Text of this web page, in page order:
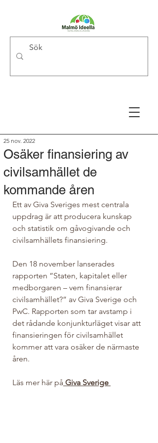
Osäker finansiering av
civilsamhället de
kommande åren
25 nov. 2022
Ett av Giva Sveriges mest centrala
uppdrag är att producera kunskap
och statistik om gåvogivande och
civilsamhällets finansiering.
Den 18 november lanserades
rapporten ”Staten, kapitalet eller
medborgaren – vem finansierar
civilsamhället?” av Giva Sverige och
PwC. Rapporten som tar avstamp i
det rådande konjunkturläget visar att
finansieringen för civilsamhället
kommer att vara osäker de närmaste
åren.
Läs mer här på Giva Sverige